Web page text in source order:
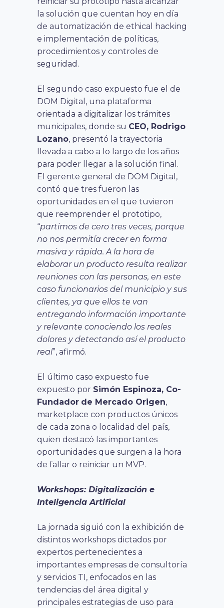
la solución que cuentan hoy en día
de automatización de ethical hacking
e implementación de políticas,
procedimientos y controles de
seguridad.
El segundo caso expuesto fue el de
DOM Digital, una plataforma
orientada a digitalizar los trámites
municipales, donde su CEO, Rodrigo
Lozano, presentó la trayectoria
llevada a cabo a lo largo de los años
para poder llegar a la solución final.
El gerente general de DOM Digital,
contó que tres fueron las
oportunidades en el que tuvieron
que reemprender el prototipo,
“partimos de cero tres veces, porque
no nos permitía crecer en forma
masiva y rápida. A la hora de
elaborar un producto resulta realizar
reuniones con las personas, en este
caso funcionarios del municipio y sus
clientes, ya que ellos te van
entregando información importante
y relevante conociendo los reales
dolores y detectando así el producto
real”, afirmó.
El último caso expuesto fue
expuesto por Simón Espinoza, Co-
Fundador de Mercado Origen,
marketplace con productos únicos
de cada zona o localidad del país,
quien destacó las importantes
oportunidades que surgen a la hora
de fallar o reiniciar un MVP.
Workshops: Digitalización e
Inteligencia Artificial
La jornada siguió con la exhibición de
distintos workshops dictados por
expertos pertenecientes a
importantes empresas de consultoría
y servicios TI, enfocados en las
tendencias del área digital y
principales estrategias de uso para